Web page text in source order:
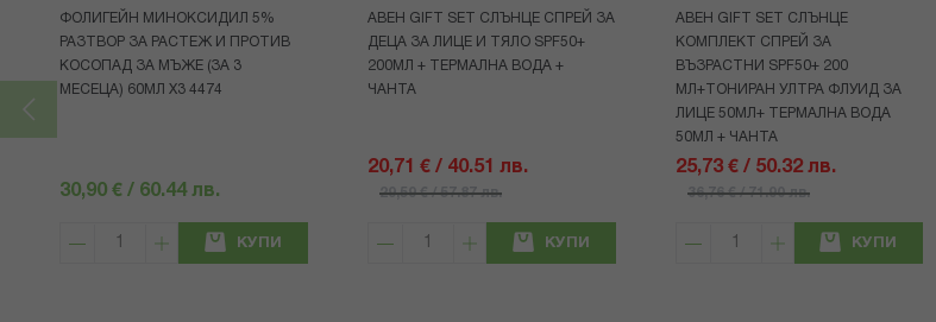
ФОЛИГЕЙН МИНОКСИДИЛ 5%
РАЗТВОР ЗА РАСТЕЖ И ПРОТИВ
КОСОПАД ЗА МЪЖЕ (ЗА 3
МЕСЕЦА) 60МЛ X3 4474
30,90 € / 60.44 лв.
КУПИ
АВЕН GIFT SET СЛЪНЦЕ СПРЕЙ ЗА
ДЕЦА ЗА ЛИЦЕ И ТЯЛО SPF50+
200МЛ + ТЕРМАЛНА ВОДА +
ЧАНТА
20,71 € / 40.51 лв.
29,59 € / 57.87 лв.
КУПИ
АВЕН GIFT SET СЛЪНЦЕ
КОМПЛЕКТ СПРЕЙ ЗА
ВЪЗРАСТНИ SPF50+ 200
МЛ+ТОНИРАН УЛТРА ФЛУИД ЗА
ЛИЦЕ 50МЛ+ ТЕРМАЛНА ВОДА
50МЛ + ЧАНТА
25,73 € / 50.32 лв.
36,76 € / 71.90 лв.
КУПИ